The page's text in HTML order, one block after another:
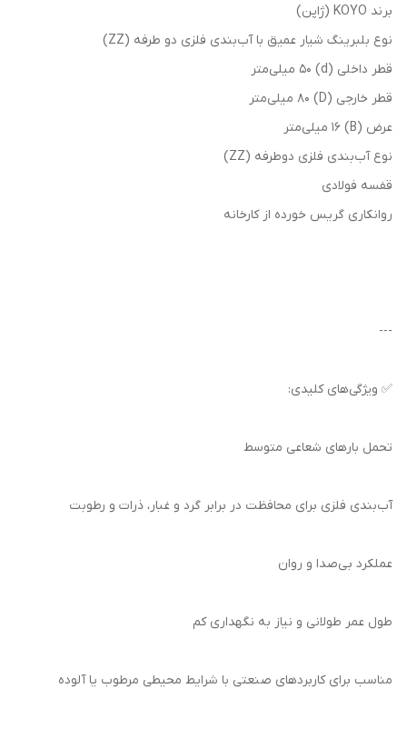
برند KOYO (ژاپن)
نوع بلبرینگ شیار عمیق با آب‌بندی فلزی دو طرفه (ZZ)
قطر داخلی (d) 50 میلی‌متر
قطر خارجی (D) 80 میلی‌متر
عرض (B) 16 میلی‌متر
نوع آب‌بندی فلزی دوطرفه (ZZ)
قفسه فولادی
روانکاری گریس خورده از کارخانه
---
✅ ویژگی‌های کلیدی:
تحمل بارهای شعاعی متوسط
آب‌بندی فلزی برای محافظت در برابر گرد و غبار، ذرات و رطوبت
عملکرد بی‌صدا و روان
طول عمر طولانی و نیاز به نگهداری کم
مناسب برای کاربردهای صنعتی با شرایط محیطی مرطوب یا آلوده